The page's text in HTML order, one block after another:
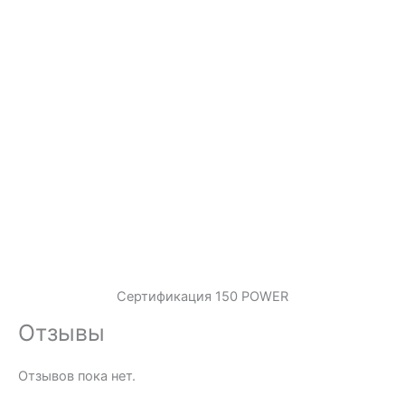
Сертификация 150 POWER
Отзывы
Отзывов пока нет.